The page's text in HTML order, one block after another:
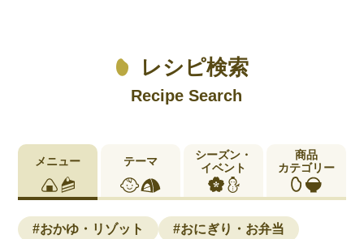
レシピ検索
Recipe Search
メニュー テーマ
シーズン・
イベント
商品
カテゴリー
#おかゆ・リゾット
#おにぎり・お弁当